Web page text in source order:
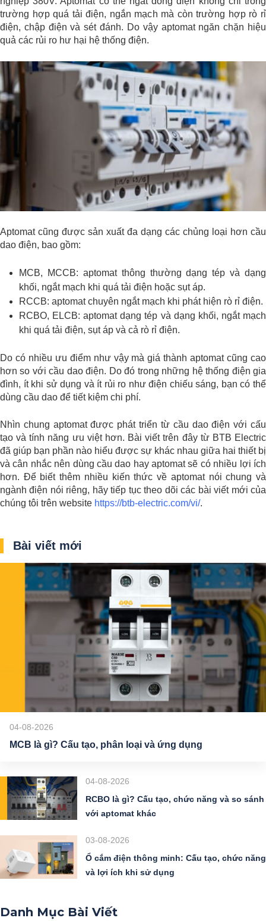
trường hợp quá tải điện, ngắn mạch mà còn trường hợp rò rỉ
điện, chập điện và sét đánh. Do vậy aptomat ngăn chặn hiệu
quả các rủi ro hư hại hệ thống điện.
Aptomat cũng được sản xuất đa dạng các chủng loại hơn cầu
dao điện, bao gồm:
MCB, MCCB: aptomat thông thường dạng tép và dạng
khối, ngắt mạch khi quá tải điện hoặc sụt áp.
RCCB: aptomat chuyên ngắt mạch khi phát hiện rò rỉ điện.
RCBO, ELCB: aptomat dạng tép và dạng khối, ngắt mạch
khi quá tải điện, sụt áp và cả rò rỉ điện.
Do có nhiều ưu điểm như vậy mà giá thành aptomat cũng cao
hơn so với cầu dao điện. Do đó trong những hệ thống điện gia
đình, ít khi sử dụng và ít rủi ro như điện chiếu sáng, bạn có thể
dùng cầu dao để tiết kiệm chi phí.
Nhìn chung aptomat được phát triển từ cầu dao điện với cấu
tạo và tính năng ưu việt hơn. Bài viết trên đây từ BTB Electric
đã giúp bạn phần nào hiểu được sự khác nhau giữa hai thiết bị
và cân nhắc nên dùng cầu dao hay aptomat sẽ có nhiều lợi ích
hơn. Để biết thêm nhiều kiến thức về aptomat nói chung và
ngành điện nói riêng, hãy tiếp tục theo dõi các bài viết mới của
chúng tôi trên website https://btb-electric.com/vi/.
Bài viết mới
04-08-2026
MCB là gì? Cấu tạo, phân loại và ứng dụng
04-08-2026
RCBO là gì? Cấu tạo, chức năng và so sánh
với aptomat khác
03-08-2026
Ổ cắm điện thông minh: Cấu tạo, chức năng
và lợi ích khi sử dụng
Danh Mục Bài Viết